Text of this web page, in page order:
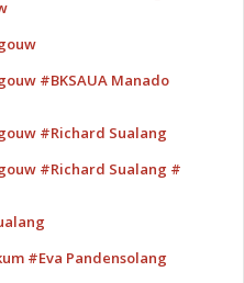
#BKSAUA Manado
#Richard Sualang
#Richard Sualang #
#Eva Pandensolang